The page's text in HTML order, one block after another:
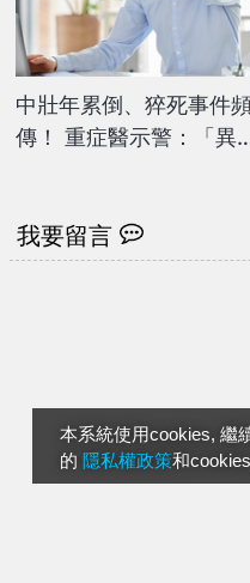
本系統使用cookies, 繼
的 隱私權政策和
中壯年累倒、猝死事件
傳！ 重症醫示警：「異
我要留言